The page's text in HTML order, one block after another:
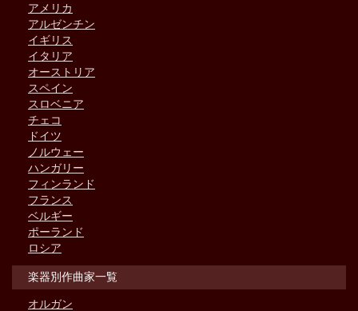
アメリカ
アルゼンチン
イギリス
イタリア
オーストリア
スペイン
スロベニア
チェコ
ドイツ
ノルウェー
ハンガリー
フィンランド
フランス
ベルギー
ポーランド
ロシア
楽器別作曲家一覧
オルガン